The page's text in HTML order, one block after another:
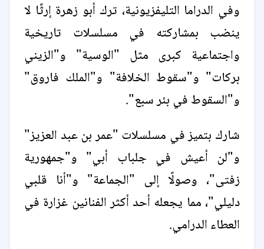
وفي الدراما التليفزيونية، ترك أبو زهرة إرثًا لا
ينضب بمشاركته في مسلسلات تاريخية
واجتماعية كبرى مثل "الوسية" و"الزيني
بركات" و"سقوط الخلافة" و"الملك فاروق"
و"السقوط في بئر سبع".
شارك بتميز في مسلسلات "عمر بن عبد العزيز"
و"لن أعيش في جلباب أبي" و"جمهورية
زفتى"، وصولًا إلى "الجماعة" و"أنا قلبي
دليلي"، مما يجعله أحد أكثر الفنانين غزارة في
العطاء الدرامي.